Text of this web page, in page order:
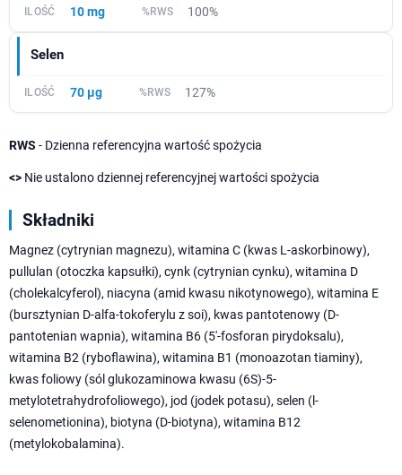
10 mg 100%
Selen
70 µg 127%
RWS - Dzienna referencyjna wartość spożycia
<> Nie ustalono dziennej referencyjnej wartości spożycia
Składniki
Magnez (cytrynian magnezu), witamina C (kwas L-askorbinowy),
pullulan (otoczka kapsułki), cynk (cytrynian cynku), witamina D
(cholekalcyferol), niacyna (amid kwasu nikotynowego), witamina E
(bursztynian D-alfa-tokoferylu z soi), kwas pantotenowy (D-
pantotenian wapnia), witamina B6 (5'-fosforan pirydoksalu),
witamina B2 (ryboflawina), witamina B1 (monoazotan tiaminy),
kwas foliowy (sól glukozaminowa kwasu (6S)-5-
metylotetrahydrofoliowego), jod (jodek potasu), selen (l-
selenometionina), biotyna (D-biotyna), witamina B12
(metylokobalamina).